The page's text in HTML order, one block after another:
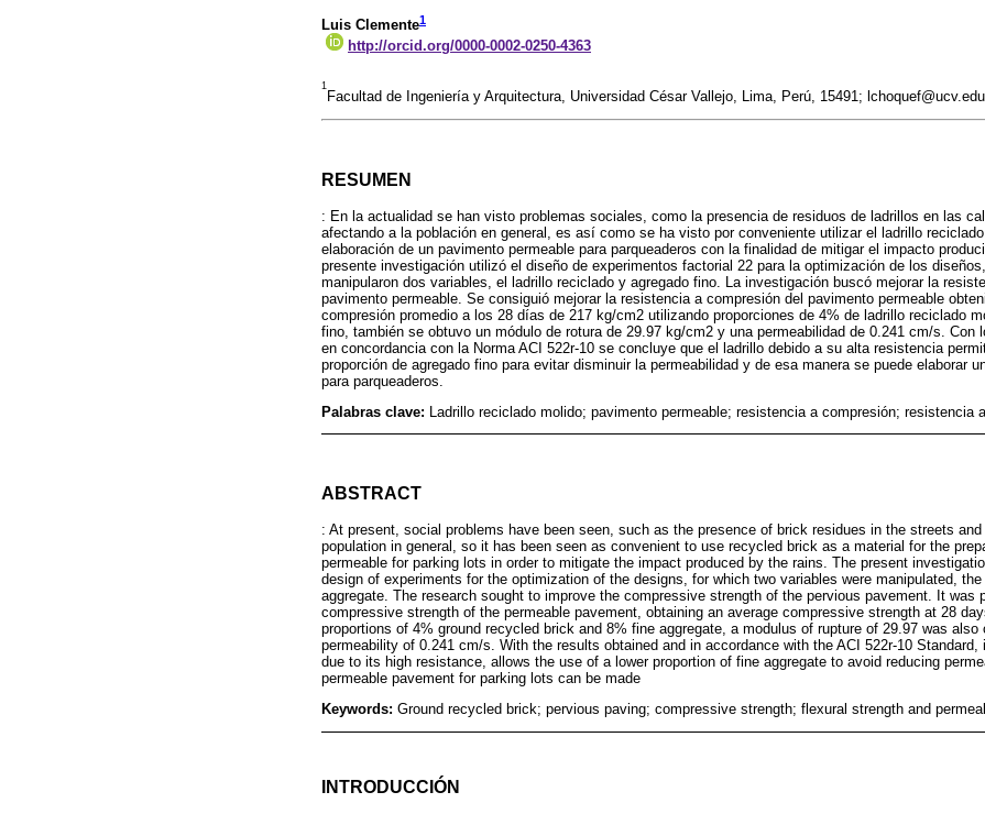
Luis Clemente1
http://orcid.org/0000-0002-0250-4363
1
Facultad de Ingeniería y Arquitectura, Universidad César Vallejo, Lima, Perú, 15491;
RESUMEN
: En la actualidad se han visto problemas sociales, como la presencia de residuos de ladrillos en las
afectando a la población en general, es así como se ha visto por conveniente utilizar el ladrillo
elaboración de un pavimento permeable para parqueaderos con la finalidad de mitigar el impacto
presente investigación utilizó el diseño de experimentos factorial 22 para la optimización de los
manipularon dos variables, el ladrillo reciclado y agregado fino. La investigación buscó mejorar la
pavimento permeable. Se consiguió mejorar la resistencia a compresión del pavimento permeable
compresión promedio a los 28 días de 217 kg/cm2 utilizando proporciones de 4% de ladrillo reciclado
fino, también se obtuvo un módulo de rotura de 29.97 kg/cm2 y una permeabilidad de 0.241 cm/s. Con
en concordancia con la Norma ACI 522r-10 se concluye que el ladrillo debido a su alta resistencia
proporción de agregado fino para evitar disminuir la permeabilidad y de esa manera se puede elaborar
para parqueaderos.
Palabras clave: Ladrillo reciclado molido; pavimento permeable; resistencia a compresión; resistencia
ABSTRACT
: At present, social problems have been seen, such as the presence of brick residues in the streets
population in general, so it has been seen as convenient to use recycled brick as a material for the
permeable for parking lots in order to mitigate the impact produced by the rains. The present
design of experiments for the optimization of the designs, for which two variables were manipulated,
aggregate. The research sought to improve the compressive strength of the pervious pavement. It was
compressive strength of the permeable pavement, obtaining an average compressive strength at 28
proportions of 4% ground recycled brick and 8% fine aggregate, a modulus of rupture of 29.97 was
permeability of 0.241 cm/s. With the results obtained and in accordance with the ACI 522r-10
due to its high resistance, allows the use of a lower proportion of fine aggregate to avoid reducing
permeable pavement for parking lots can be made
Keywords: Ground recycled brick; pervious paving; compressive strength; flexural strength and
INTRODUCCIÓN